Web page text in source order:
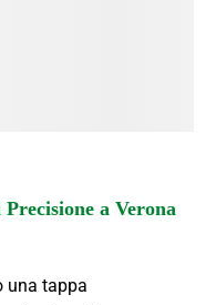
a Verona
una tappa